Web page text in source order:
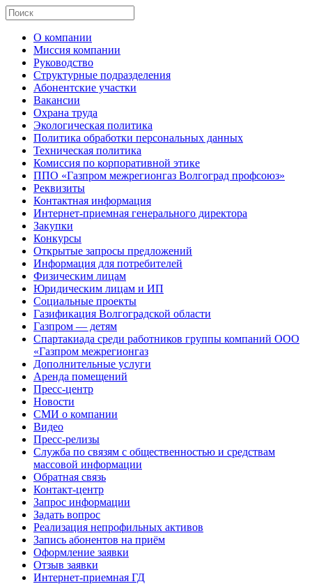
О компании
Миссия компании
Руководство
Структурные подразделения
Абонентские участки
Вакансии
Охрана труда
Экологическая политика
Политика обработки персональных данных
Техническая политика
Комиссия по корпоративной этике
ППО «Газпром межрегионгаз Волгоград профсоюз»
Реквизиты
Контактная информация
Интернет-приемная генерального директора
Закупки
Конкурсы
Открытые запросы предложений
Информация для потребителей
Физическим лицам
Юридическим лицам и ИП
Социальные проекты
Газификация Волгоградской области
Газпром — детям
Спартакиада среди работников группы компаний ООО
«Газпром межрегионгаз
Дополнительные услуги
Аренда помещений
Пресс-центр
Новости
СМИ о компании
Видео
Пресс-релизы
Служба по связям с общественностью и средствам
массовой информации
Обратная связь
Контакт-центр
Запрос информации
Задать вопрос
Реализация непрофильных активов
Запись абонентов на приём
Оформление заявки
Отзыв заявки
Интернет-приемная ГД